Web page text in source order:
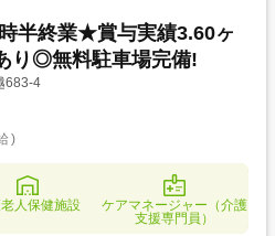
半終業★賞与実績3.60ヶ
り◎無料駐車場完備!
683-4
)
人保健施設
ケアマネージャー（介護
支援専門員）